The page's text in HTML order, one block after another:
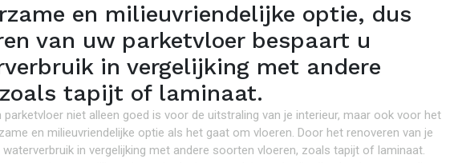
en milieuvriendelijke optie, dus
van uw parketvloer bespaart u
in vergelijking met andere
tapijt of laminaat.
niet alleen goed is voor de uitstraling van je interieur, maar ook voor het
en milieuvriendelijke optie als het gaat om vloeren. Door het renoveren van je
in vergelijking met andere soorten vloeren, zoals tapijt of laminaat.